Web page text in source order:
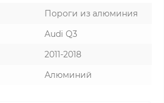
Пороги из алюминия
Audi Q3
2011-2018
Алюминий